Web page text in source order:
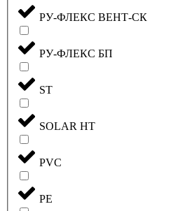
РУ-ФЛЕКС ВЕНТ-СК
РУ-ФЛЕКС БП
ST
SOLAR HT
PVC
PE